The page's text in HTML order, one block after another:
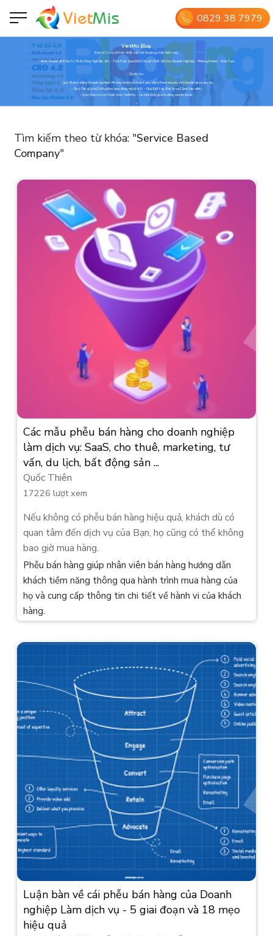
0829 38 7979
VietMis Blog
Bàn về 2 chủ đề lớn nhất và thời thượng nhất hiện nay:
- Kinh Doanh & Đầu Tư Thời Công Nghiệp 4.0; - Tích Hợp SaaS Để Chuyển Đổi Số Cho Doanh Nghiệp - Phòng Khám - Đào Tạo.
Dành cho:
- Quý Khách hàng Doanh nghiệp, Phòng khám và Đào tạo; - Quý Freelancers và Chuyên gia cao cấp;
- Quý Tác giả và Dịch giả mảng công nghệ 4.0; - Quý Đối tác, Đại lý và Cộng tác viên;
- Quý Quản lý và Nhân viên VietMis; - và mọi Độc giả thường xuyên khác.
Tìm kiếm theo từ khóa: "Service Based
Company"
Các mẫu phễu bán hàng cho doanh nghiệp
làm dịch vụ: SaaS, cho thuê, marketing, tư
vấn, du lịch, bất động sản ...
Quốc Thiên
17226 lượt xem
Nếu không có phễu bán hàng hiệu quả, khách dù có
quan tâm đến dịch vụ của Bạn, họ cũng có thể không
bao giờ mua hàng.
Phễu bán hàng giúp nhân viên bán hàng hướng dẫn
khách tiềm năng thông qua hành trình mua hàng của
họ và cung cấp thông tin chi tiết về hành vi của khách
hàng.
Luận bàn về cái phễu bán hàng của Doanh
nghiệp Làm dịch vụ - 5 giai đoạn và 18 mẹo
hiệu quả